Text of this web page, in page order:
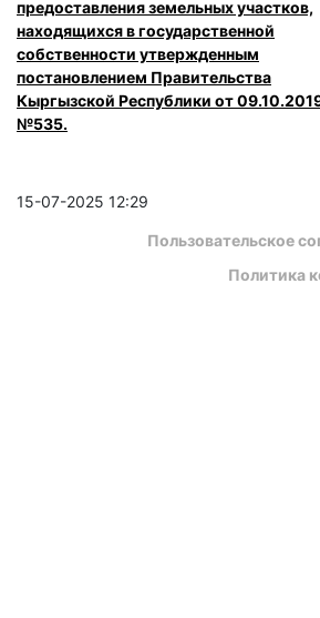
предоставления земельных участков,
находящихся в государственной
собственности утвержденным
постановлением Правительства
Кыргызской Республики от
№535.
15-07-2025 12:29
Пользовательское
Политика